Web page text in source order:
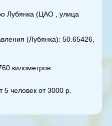
Лубянка (ЦАО , улица
(Лубянка): 50.65426,
километров
человек от 3000 р.